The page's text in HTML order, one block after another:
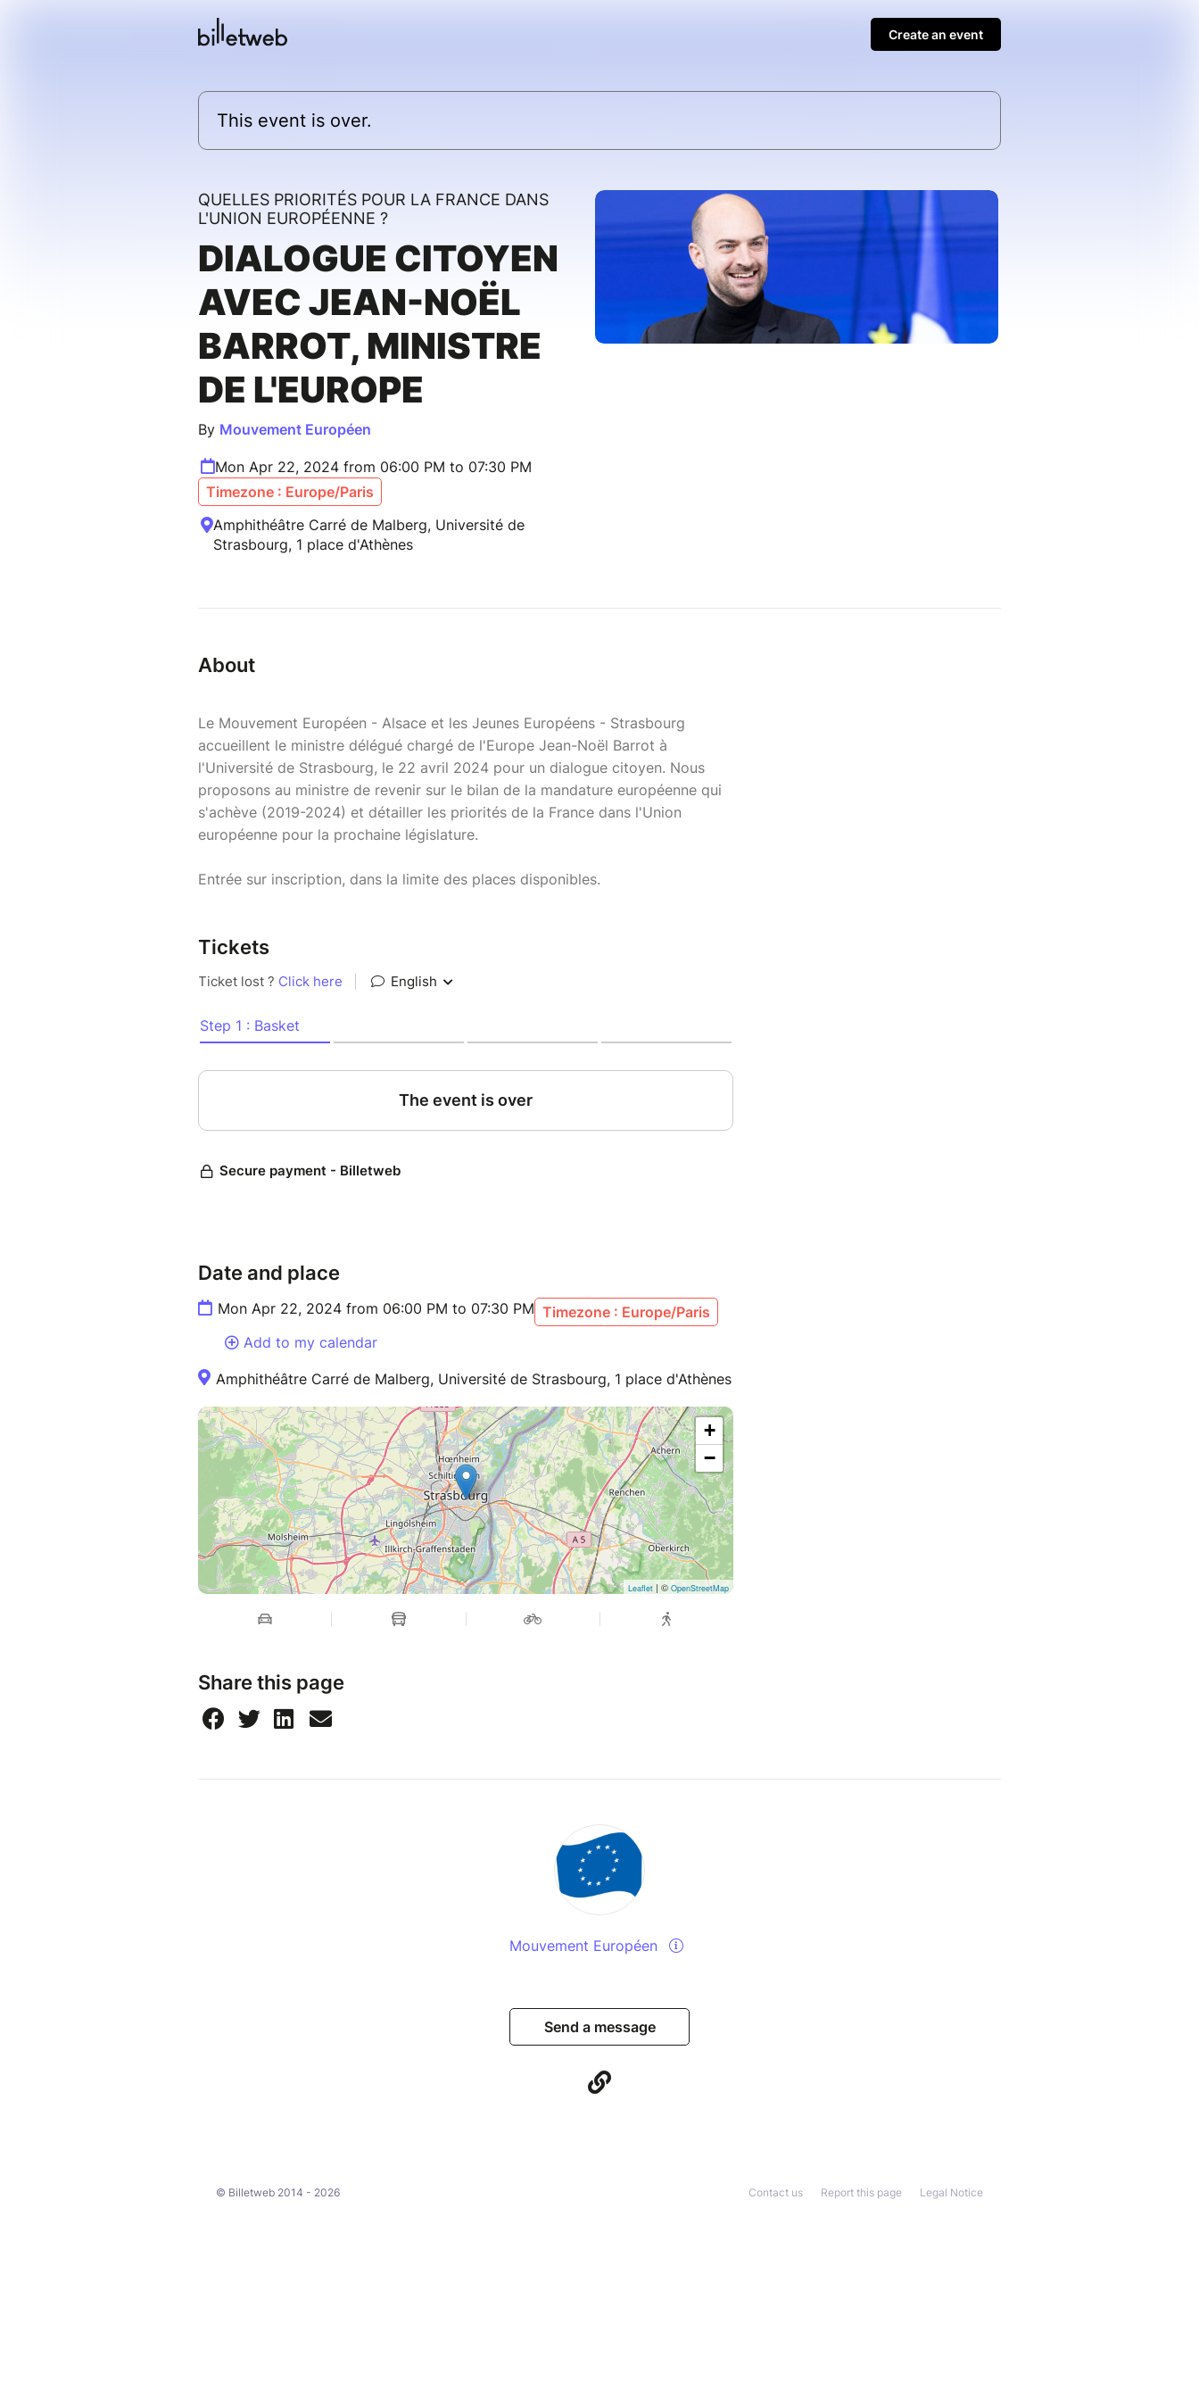
Create an event
This event is over.
QUELLES PRIORITÉS POUR LA FRANCE DANS
L'UNION EUROPÉENNE ?
DIALOGUE CITOYEN
AVEC JEAN-NOËL
BARROT, MINISTRE
DE L'EUROPE
By Mouvement Européen
Mon Apr 22, 2024 from 06:00 PM to 07:30 PM
Timezone : Europe/Paris
Amphithéâtre Carré de Malberg, Université de
Strasbourg, 1 place d'Athènes
About
Le Mouvement Européen - Alsace et les Jeunes Européens - Strasbourg
accueillent le ministre délégué chargé de l'Europe Jean-Noël Barrot à
l'Université de Strasbourg, le 22 avril 2024 pour un dialogue citoyen. Nous
proposons au ministre de revenir sur le bilan de la mandature européenne qui
s'achève (2019-2024) et détailler les priorités de la France dans l'Union
européenne pour la prochaine législature.
Entrée sur inscription, dans la limite des places disponibles.
Tickets
Date and place
Mon Apr 22, 2024 from 06:00 PM to 07:30 PM Timezone : Europe/Paris
Add to my calendar
Amphithéâtre Carré de Malberg, Université de Strasbourg, 1 place d'Athènes
+
−
Leaflet | © OpenStreetMap
Share this page
Mouvement Européen
Send a message
© Billetweb 2014 - 2026 Legal Notice
Report this page
Contact us